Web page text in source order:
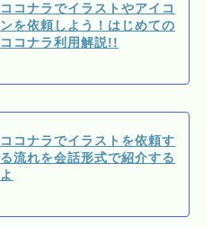
ココナラでイラストやアイコ
ンを依頼しよう！はじめての
ココナラ利用解説!!
ココナラでイラストを依頼す
る流れを会話形式で紹介する
よ